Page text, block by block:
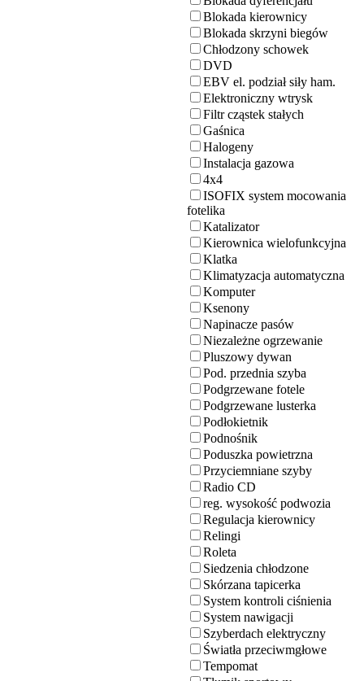
Blokada kierownicy
Blokada skrzyni biegów
Chłodzony schowek
DVD
EBV el. podział siły ham.
Elektroniczny wtrysk
Filtr cząstek stałych
Gaśnica
Halogeny
Instalacja gazowa
4x4
ISOFIX system mocowania
fotelika
Katalizator
Kierownica wielofunkcyjna
Klatka
Klimatyzacja automatyczna
Komputer
Ksenony
Napinacze pasów
Niezależne ogrzewanie
Pluszowy dywan
Pod. przednia szyba
Podgrzewane fotele
Podgrzewane lusterka
Podłokietnik
Podnośnik
Poduszka powietrzna
Przyciemniane szyby
Radio CD
reg. wysokość podwozia
Regulacja kierownicy
Relingi
Roleta
Siedzenia chłodzone
Skórzana tapicerka
System kontroli ciśnienia
System nawigacji
Szyberdach elektryczny
Światła przeciwmgłowe
Tempomat